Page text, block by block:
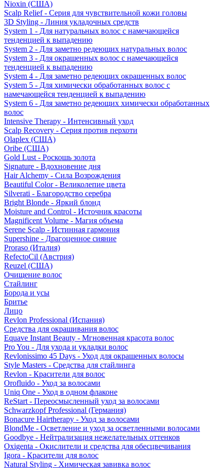
Nioxin (США)
Scalp Relief - Серия для чувствительной кожи головы
3D Styling - Линия укладочных средств
System 1 - Для натуральных волос с намечающейся
тенденцией к выпадению
System 2 - Для заметно редеющих натуральных волос
System 3 - Для окрашенных волос с намечающейся
тенденцией к выпадению
System 4 - Для заметно редеющих окрашенных волос
System 5 - Для химически обработанных волос с
намечающейся тенденцией к выпадению
System 6 - Для заметно редеющих химически обработанных
волос
Intensive Therapy - Интенсивный уход
Scalp Recovery - Серия против перхоти
Olaplex (США)
Oribe (США)
Gold Lust - Роскошь золота
Signature - Вдохновение дня
Hair Alchemy - Сила Возрождения
Beautiful Color - Великолепие цвета
Silverati - Благородство серебра
Bright Blonde - Яркий блонд
Moisture and Control - Источник красоты
Magnificent Volume - Магия объема
Serene Scalp - Истинная гармония
Supershine - Драгоценное сияние
Proraso (Италия)
RefectoCil (Австрия)
Reuzel (США)
Очищение волос
Стайлинг
Борода и усы
Бритье
Лицо
Revlon Professional (Испания)
Средства для окрашивания волос
Equave Instant Beauty - Мгновенная красота волос
Pro You - Для ухода и укладки волос
Revlonissimo 45 Days - Уход для окрашенных волосы
Style Masters - Средства для стайлинга
Revlon - Красители для волос
Orofluido - Уход за волосами
Uniq One - Уход в одном флаконе
ReStart - Переосмысленный уход за волосами
Schwarzkopf Professional (Германия)
Bonacure Hairtherapy - Уход за волосами
BlondMe - Осветление и уход за осветленными волосами
Goodbye - Нейтрализация нежелательных оттенков
Oxigenta - Окислители и средства для обесцвечивания
Igora - Красители для волос
Natural Styling - Химическая завивка волос